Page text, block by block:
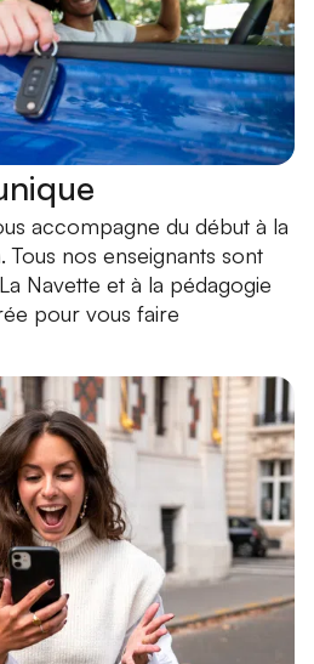
accompagne du début à la
nos enseignants sont
Navette et à la pédagogie
pour vous faire